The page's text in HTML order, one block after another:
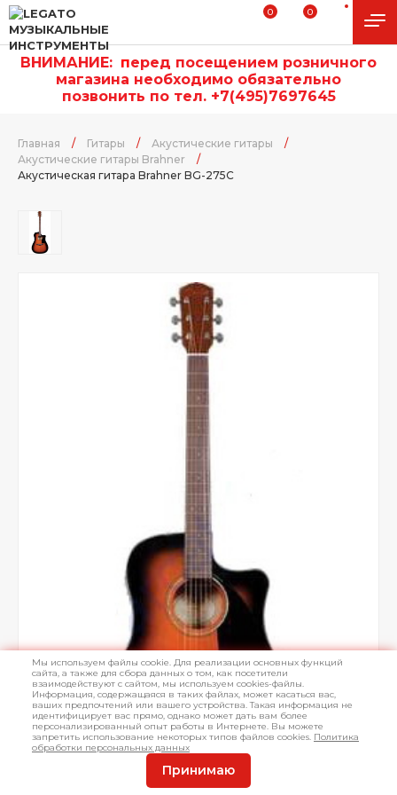
0 0
ВНИМАНИЕ: перед посещением розничного
магазина необходимо обязательно
позвонить по тел. +7(495)7697645
Главная / Гитары / Акустические гитары
/
Акустические гитары Brahner
/
Акустическая гитара Brahner BG-275C
Мы используем файлы cookie. Для реализации основных функций
сайта, а также для сбора данных о том, как посетители
взаимодействуют с сайтом, мы используем cookies-файлы.
Информация, содержащаяся в таких файлах, может касаться вас,
ваших предпочтений или вашего устройства. Такая информация не
идентифицирует вас прямо, однако может дать вам более
персонализированный опыт работы в Интернете. Вы можете
запретить использование некоторых типов файлов cookies. Политика
обработки персональных данных
Принимаю